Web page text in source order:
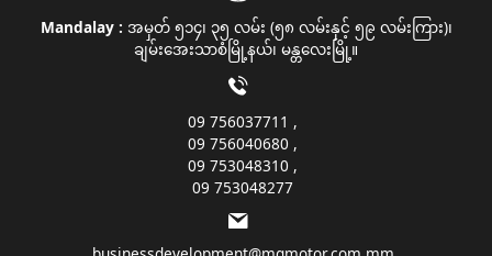
Mandalay : အမှတ် ၅၁၄၊ ၃၅ လမ်း (၅၈ လမ်းနှင့် ၅၉ လမ်းကြား)၊
ချမ်းအေးသာစံမြို့နယ်၊ မန္တလေးမြို့။
09 756037711
09 756040680
09 753048310
09 753048277